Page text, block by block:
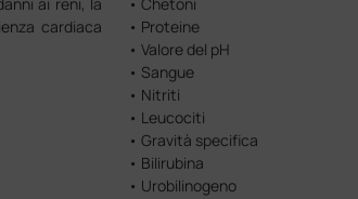
cardiaca
• Proteine
• Valore del pH
• Sangue
• Nitriti
• Leucociti
• Gravità specifica
• Bilirubina
• Urobilinogeno